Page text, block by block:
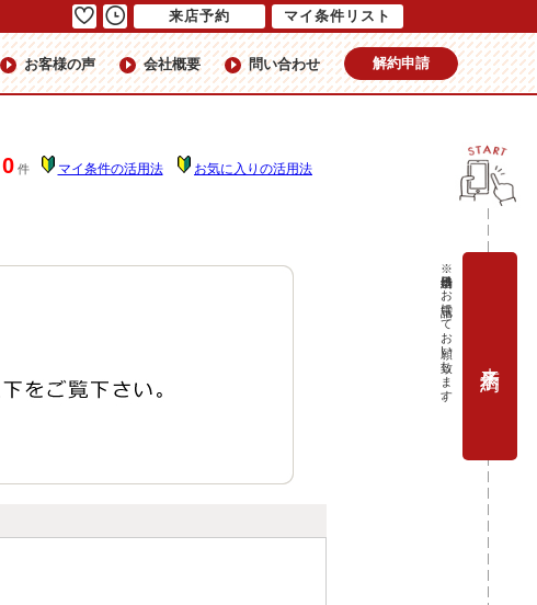
お客様の声 会社概要 問い合わせ 解約申請
0 件 マイ条件の活用法 お気に入りの活用法
来店予約 マイ条件リスト
※当日予約はお電話にてお願い致します。